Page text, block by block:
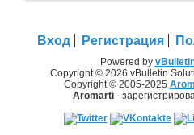
Вход Регистрация
Powered by
Copyright © 2026 vBulletin
Copyright © 2005-2025
Aromarti-